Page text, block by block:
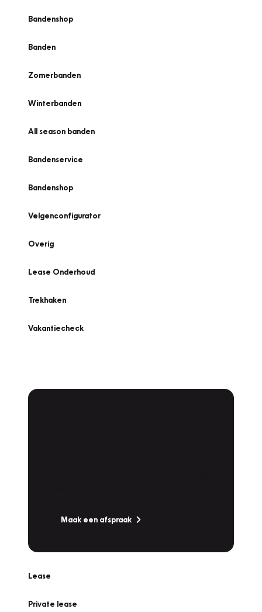
Bandenshop
Banden
Zomerbanden
Winterbanden
All season banden
Bandenservice
Bandenshop
Velgenconfigurator
Overig
Lease Onderhoud
Trekhaken
Vakantiecheck
Maak een afspraak
Lease
Private lease